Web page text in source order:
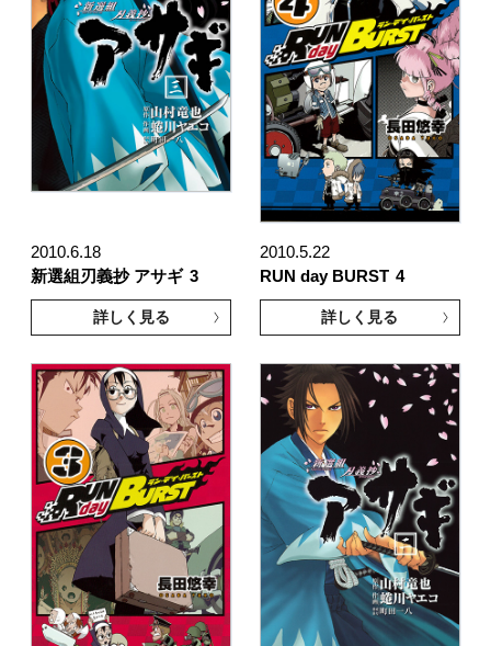
2010.6.18
新選組刃義抄 アサギ 3
詳しく見る
2010.5.22
RUN day BURST 4
詳しく見る